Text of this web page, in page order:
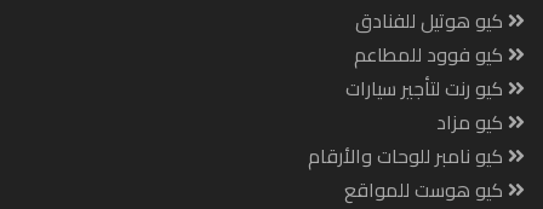
كيو هوتيل للفنادق
كيو فوود للمطاعم
كيو رنت لتأجير سيارات
كيو مزاد
كيو نامبر للوحات والأرقام
كيو هوست للمواقع